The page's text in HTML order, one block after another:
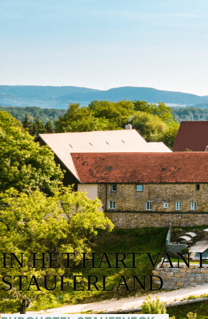
IN HET HART VAN
STAUFERLAND